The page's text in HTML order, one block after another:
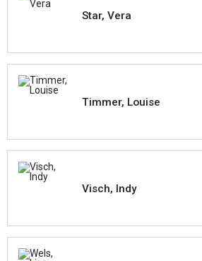
Star, Vera
Timmer, Louise
Visch, Indy